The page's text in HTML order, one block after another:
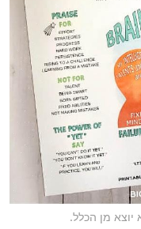
יוצא מן הכלל.